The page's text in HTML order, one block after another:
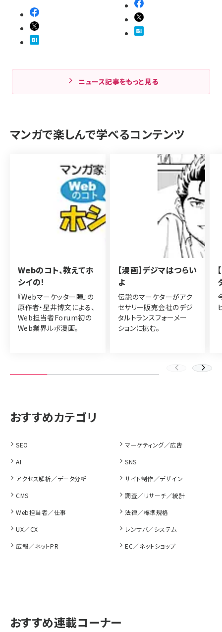
ニュース記事をもっと見る
マンガで楽しんで学べるコンテンツ
Webのコト、教えてホ
シイの！
『Webマーケッター瞳』の
原作者・星井博文による、
Web担当者Forum初の
Web業界ルポ漫画。
【漫画】デジマはつらい
よ
伝説のマーケターがアク
セサリー販売会社のデジ
タルトランスフォーメー
ションに挑む。
SEO
マーケティング／広告
AI
SNS
アクセス解析／データ分析
サイト制作／デザイン
CMS
調査／リサーチ／統計
Web担当者／仕事
法律／標準規格
UX／CX
レンサバ／システム
広報／ネットPR
EC／ネットショップ
おすすめ連載コーナー